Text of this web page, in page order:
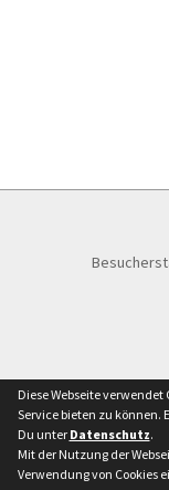
Diese Webseite
Service bieten zu können.
Du unter Datenschutz.
Mit der Nutzung der
Verwendung von Cookies